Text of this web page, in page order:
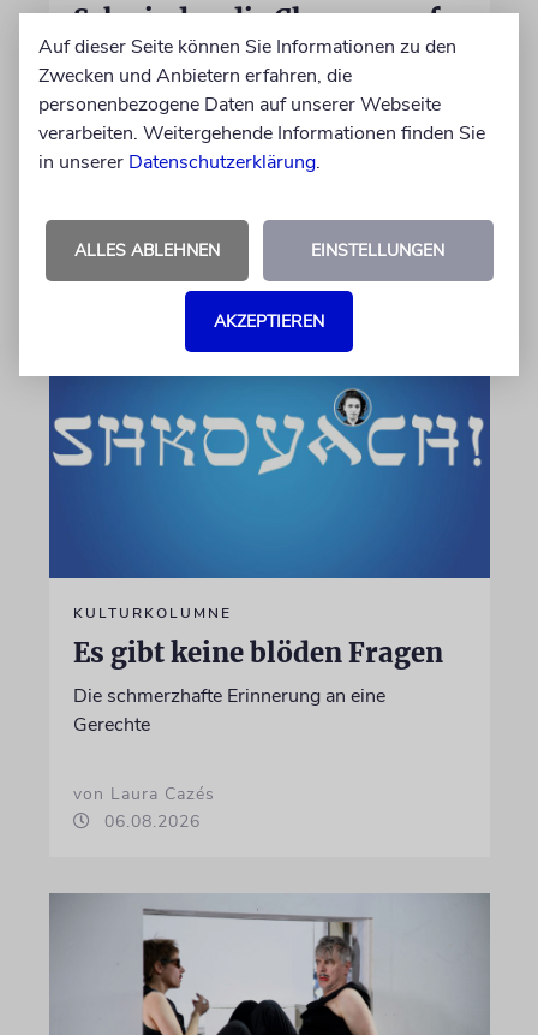
Schwinden die Chancen auf
einen jüdischen James Bond?
Seit Jahren wird darüber spekuliert, wer der
neue 007 wird. Wenn es nach Produzentin
Amy Pascal geht, fällt die Entscheidung bald.
06.08.2026
KULTURKOLUMNE
Es gibt keine blöden Fragen
Die schmerzhafte Erinnerung an eine
Gerechte
von Laura Cazés
06.08.2026
Auf dieser Seite können Sie Informationen zu den
Zwecken und Anbietern erfahren, die
personenbezogene Daten auf unserer Webseite
verarbeiten. Weitergehende Informationen finden Sie
in unserer Datenschutzerklärung.
ALLES ABLEHNEN EINSTELLUNGEN
AKZEPTIEREN